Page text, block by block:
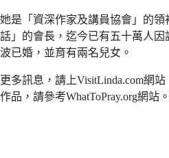
她是「資深作家及講員協會」的
話」的會長，迄今已有五十萬人
波已婚，並育有兩名兒女。
更多訊息，請上VisitLinda.com網
作品，請參考WhatToPray.org網站。